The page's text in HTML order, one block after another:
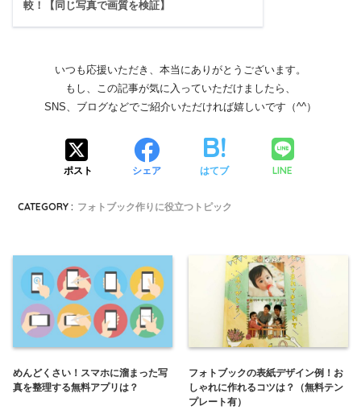
較！【同じ写真で画質を検証】
いつも応援いただき、本当にありがとうございます。
もし、この記事が気に入っていただけましたら、
SNS、ブログなどでご紹介いただければ嬉しいです（^^）
ポスト シェア はてブ LINE
CATEGORY : フォトブック作りに役立つトピック
めんどくさい！スマホに溜まった写
真を整理する無料アプリは？
フォトブックの表紙デザイン例！お
しゃれに作れるコツは？（無料テン
プレート有）